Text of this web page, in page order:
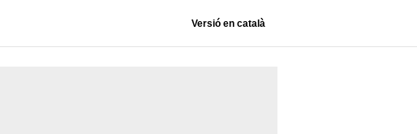
Versió en català